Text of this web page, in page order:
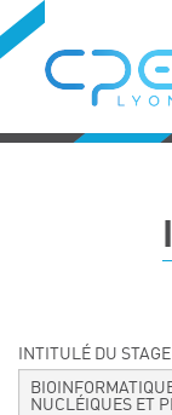
Formations
Equipe
Nous
INTITULÉ DU STAGE
NUCLÉIQUES ET
Cookies management